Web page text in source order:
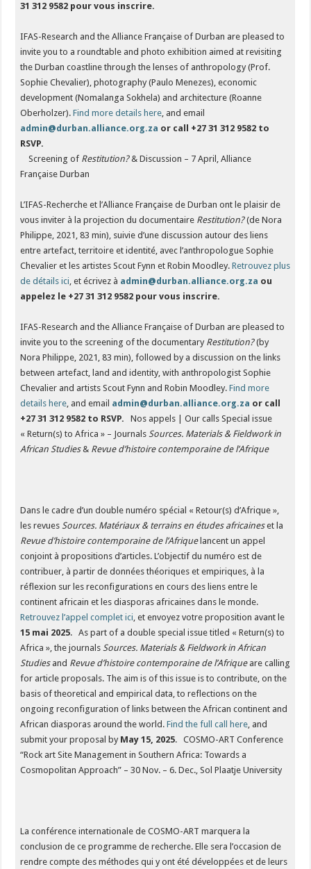
31 312 9582 pour vous inscrire.
IFAS-Research and the Alliance Française of Durban are pleased to
invite you to a roundtable and photo exhibition aimed at revisiting
the Durban coastline through the lenses of anthropology (Prof.
Sophie Chevalier), photography (Paulo Menezes), economic
development (Nomalanga Sokhela) and architecture (Roanne
Oberholzer).Find more details here, and email
admin@durban.alliance.org.za or call +27 31 312 9582 to
RSVP.
Screening of Restitution?& Discussion – 7 April, Alliance
Française Durban
L’IFAS-Recherche et l’Alliance Française de Durban ont le plaisir de
vous inviter à la projection du documentaire Restitution?(de Nora
Philippe, 2021, 83 min), suivie d’une discussion autour des liens
entre artefact, territoire et identité, avec l’anthropologue Sophie
Chevalier et les artistes Scout Fynn et Robin Moodley.Retrouvez plus
de détails ici, et écrivez à admin@durban.alliance.org.za ou
appelez le +27 31 312 9582 pour vous inscrire.
IFAS-Research and the Alliance Française of Durban are pleased to
invite you to the screening of the documentary Restitution?(by
Nora Philippe, 2021, 83 min), followed by a discussion on the links
between artefact, land and identity, with anthropologist Sophie
Chevalier and artists Scout Fynn and Robin Moodley.Find more
details here, and email admin@durban.alliance.org.za or call
+27 31 312 9582 to RSVP. Nos appels | Our calls Special issue
« Return(s) to Africa » – JournalsSources. Materials & Fieldwork in
African Studies& Revue d’histoire contemporaine de l’Afrique
Dans le cadre d’un double numéro spécial « Retour(s) d’Afrique »,
les revuesSources. Matériaux & terrains en études africaineset la
Revue d’histoire contemporaine de l’Afriquelancent un appel
conjoint à propositions d’articles. L’objectif du numéro est de
contribuer, à partir de données théoriques et empiriques, à la
réflexion sur les reconfigurations en cours des liens entre le
continent africain et les diasporas africaines dans le monde.
Retrouvez l’appel complet ici, et envoyez votre proposition avant le
15 mai 2025. As part of a double special issue titled « Return(s) to
Africa », the journalsSources. Materials & Fieldwork in African
Studiesand Revue d’histoire contemporaine de l’Afriqueare calling
for article proposals. The aim is of this issue is to contribute, on the
basis of theoretical and empirical data, to reflections on the
ongoing reconfiguration of links between the African continent and
African diasporas around the world.Find the full call here, and
submit your proposal by May 15, 2025. COSMO-ART Conference
“Rock art Site Management in Southern Africa: Towards a
Cosmopolitan Approach” – 30 Nov. – 6. Dec., Sol Plaatje University
La conférence internationale de COSMO-ART marquera la
conclusion de ce programme de recherche. Elle sera l’occasion de
rendre compte des méthodes qui y ont été développées et de leurs